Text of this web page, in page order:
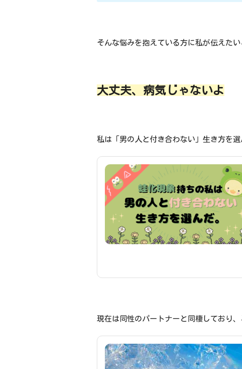
そんな悩みを抱えている方に私が伝えた
大丈夫、病気じゃないよ
私は「男の人と付き合わない」生き方を
現在は同性のパートナーと同棲しており